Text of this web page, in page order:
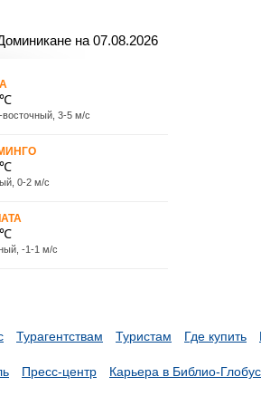
на 07.08.2026
восточный, 3-5 м/с
0-2 м/с
-1-1 м/с
Турагентствам Туристам Где купить
Пресс-центр Карьера в Библио-Глобус